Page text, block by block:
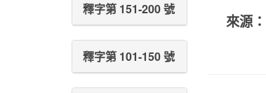
來源：
釋字第 151-200 號
釋字第 101-150 號